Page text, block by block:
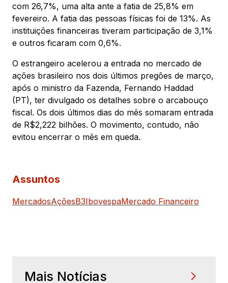
com 26,7%, uma alta ante a fatia de 25,8% em
fevereiro. A fatia das pessoas físicas foi de 13%. As
instituições financeiras tiveram participação de 3,1%
e outros ficaram com 0,6%.
O estrangeiro acelerou a entrada no mercado de
ações brasileiro nos dois últimos pregões de março,
após o ministro da Fazenda, Fernando Haddad
(PT), ter divulgado os detalhes sobre o arcabouço
fiscal. Os dois últimos dias do mês somaram entrada
de R$2,222 bilhões. O movimento, contudo, não
evitou encerrar o mês em queda.
Assuntos
MercadosAçõesB3IbovespaMercado Financeiro
Mais Notícias